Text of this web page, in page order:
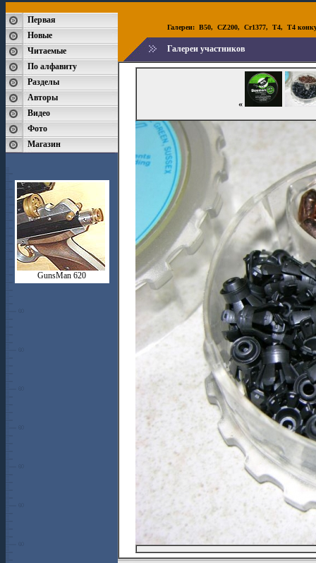
Первая
Новые
Читаемые
По алфавиту
Разделы
Авторы
Видео
Фото
Магазин
GunsMan 620
Галереи: B50, CZ200, Cr1377, T4, T4
Галереи участников
«